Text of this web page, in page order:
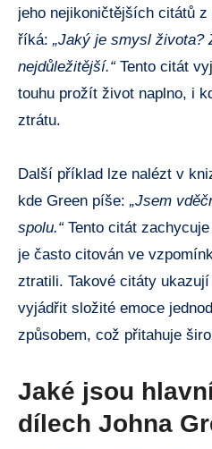
jeho nejikoničtějších citátů z
říká: „Jaký je smysl života?
nejdůležitější.“Tento citát
touhu prožít život naplno, i
ztrátu.
Další příklad lze nalézt v
kde Green píše: „Jsem
spolu.“Tento citát
je často citován ve
ztratili. Takové citáty
vyjádřit složité emoce
způsobem, což přitahuje
Jaké jsou
dílech Johna